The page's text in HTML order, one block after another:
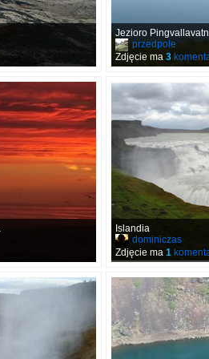
Jezioro Pingvallavatn
przedpole
Zdjęcie ma 3
Islandia
dominiczas
Zdjęcie ma 1